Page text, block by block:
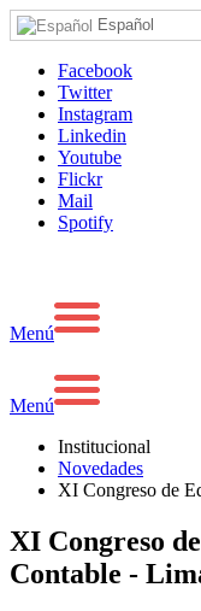
Español
Facebook
Twitter
Instagram
Linkedin
Youtube
Flickr
Mail
Spotify
Menú
Menú
Institucional
Novedades
XI Congreso de
XI Congreso
Contable -